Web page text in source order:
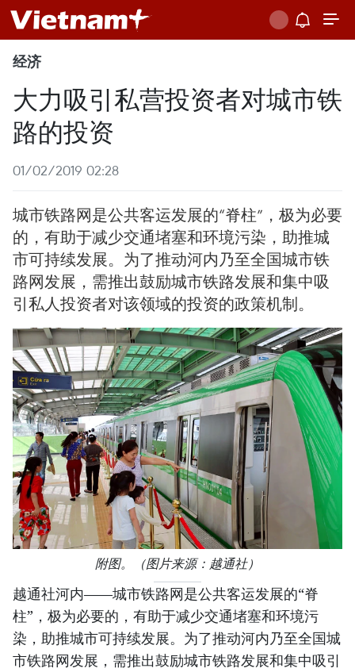
经济
大力吸引私营投资者对城市铁
路的投资
01/02/2019 02:28
城市铁路网是公共客运发展的“脊柱”，极为必要
的，有助于减少交通堵塞和环境污染，助推城
市可持续发展。为了推动河内乃至全国城市铁
路网发展，需推出鼓励城市铁路发展和集中吸
引私人投资者对该领域的投资的政策机制。
附图。（图片来源：越通社）
越通社河内——城市铁路网是公共客运发展的“脊
柱”，极为必要的，有助于减少交通堵塞和环境污
染，助推城市可持续发展。为了推动河内乃至全国城
市铁路网发展，需推出鼓励城市铁路发展和集中吸引